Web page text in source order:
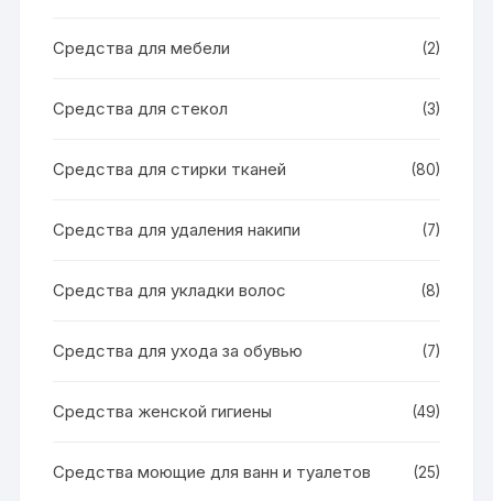
Средства для мебели (2)
Средства для стекол (3)
Средства для стирки тканей (80)
Средства для удаления накипи (7)
Средства для укладки волос (8)
Средства для ухода за обувью (7)
Средства женской гигиены (49)
Средства моющие для ванн и туалетов (25)